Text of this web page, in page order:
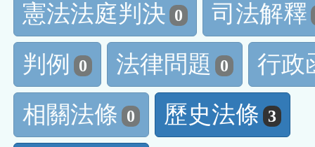
憲法法庭判決 0
司法解釋
判例
0 法律問題 0
行政
相關法條 0 歷史法條 3